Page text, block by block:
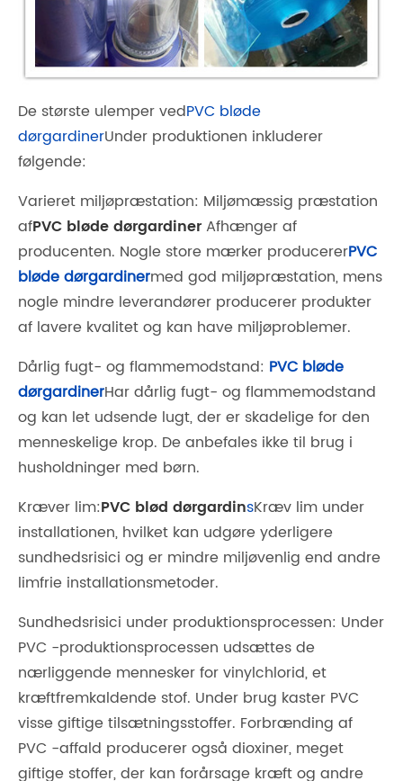
De største ulemper vedPVC bløde
dørgardinerUnder produktionen inkluderer
følgende:
Varieret miljøpræstation: Miljømæssig præstation
afPVC bløde dørgardiner Afhænger af
producenten. Nogle store mærker producererPVC
bløde dørgardinermed god miljøpræstation, mens
nogle mindre leverandører producerer produkter
af lavere kvalitet og kan have miljøproblemer.
Dårlig fugt- og flammemodstand: PVC bløde
dørgardinerHar dårlig fugt- og flammemodstand
og kan let udsende lugt, der er skadelige for den
menneskelige krop. De anbefales ikke til brug i
husholdninger med børn.
Kræver lim:PVC blød dørgardinsKræv lim under
installationen, hvilket kan udgøre yderligere
sundhedsrisici og er mindre miljøvenlig end andre
limfrie installationsmetoder.
Sundhedsrisici under produktionsprocessen: Under
PVC -produktionsprocessen udsættes de
nærliggende mennesker for vinylchlorid, et
kræftfremkaldende stof. Under brug kaster PVC
visse giftige tilsætningsstoffer. Forbrænding af
PVC -affald producerer også dioxiner, meget
giftige stoffer, der kan forårsage kræft og andre